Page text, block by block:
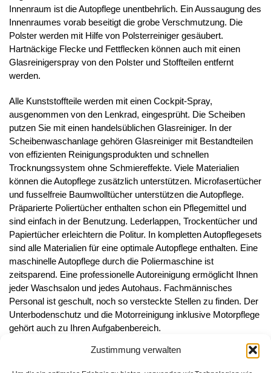
Zustimmung verwalten
Innenraum ist die Autopflege unentbehrlich. Ein Aussaugung des
Innenraumes vorab beseitigt die grobe Verschmutzung. Die
Polster werden mit Hilfe von Polsterreiniger gesäubert.
Hartnäckige Flecke und Fettflecken können auch mit einen
Glasreinigerspray von den Polster und Stoffteilen entfernt
werden.
Alle Kunststoffteile werden mit einen Cockpit-Spray,
ausgenommen von den Lenkrad, eingesprüht. Die Scheiben
putzen Sie mit einen handelsüblichen Glasreiniger. In der
Scheibenwaschanlage gehören Glasreiniger mit Bestandteilen
von effizienten Reinigungsprodukten und schnellen
Trocknungssystem ohne Schmiereffekte. Viele Materialien
können die Autopflege zusätzlich unterstützen. Microfasertücher
und fusselfreie Baumwolltücher unterstützen die Autopflege.
Präparierte Poliertücher enthalten schon ein Pflegemittel und
sind einfach in der Benutzung. Lederlappen, Trockentücher und
Papiertücher erleichtern die Politur. In kompletten Autopflegesets
sind alle Materialien für eine optimale Autopflege enthalten. Eine
maschinelle Autopflege durch die Poliermaschine ist
zeitsparend. Eine professionelle Autoreinigung ermöglicht Ihnen
jeder Waschsalon und jedes Autohaus. Fachmännisches
Personal ist geschult, noch so versteckte Stellen zu finden. Der
Unterbodenschutz und die Motorreinigung inklusive Motorpflege
gehört auch zu Ihren Aufgabenbereich.